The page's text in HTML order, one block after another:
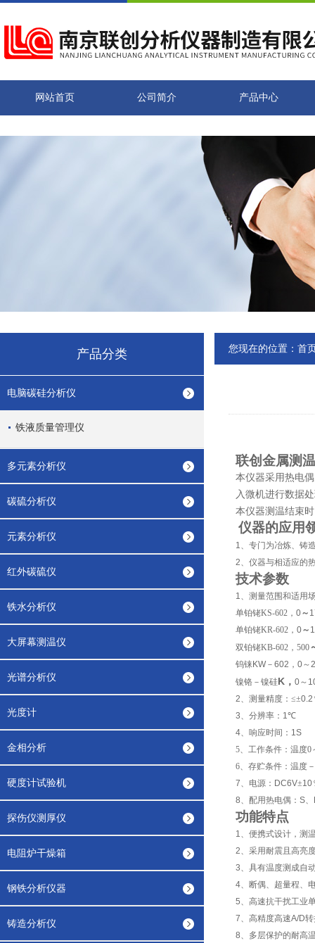
网站首页 公司简介 产品中心
产品分类
电脑碳硅分析仪
铁液质量管理仪
多元素分析仪
碳硫分析仪
元素分析仪
红外碳硫仪
铁水分析仪
大屏幕测温仪
光谱分析仪
光度计
金相分析
硬度计试验机
探伤仪测厚仪
电阻炉干燥箱
钢铁分析仪器
铸造分析仪
您现在的位置： 首
联创金属测
本仪器采用热电
入微机进行数据
本仪器测温结束
仪器的应用
1、专门为冶炼、铸
2、仪器与相适应的
技术参数
1、测量范围和适用
单铂铑KS-602， 0～
单铂铑KR-602， 0～
双铂铑KB-602，500
钨铼KW － 602 ， 0～
镍铬－镍硅K ， 0～
2、测量精度：≤±0.2
3、分辨率： 1℃
4、响应时间： 1S
5、工作条件：温度
6、存贮条件：温度
7、电源： DC6V±10
8、配用热电偶： S、
功能特点
1、便携式设计，测
2、采用耐震且高亮
3、具有温度测成自
4、断偶、超量程、
5、高速抗干扰工业
7、高精度高速A/D
8、多层保护的耐高